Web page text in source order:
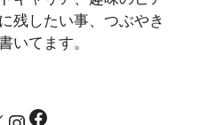
残したい事、つぶやき
いてます。
Facebook